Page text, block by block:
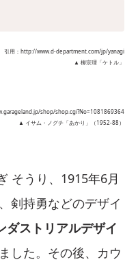
引用：http://www.d-department.com/jp/yanagi
▲ 柳宗理「ケトル」
shop/shop.cgi?No=1081869364
▲ イサム・ノグチ「あかり」（1952-88）
そうり、1915年6月
剣持勇などのデザイ
ダストリアルデザイ
した。その後、カウ